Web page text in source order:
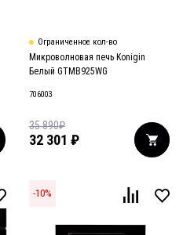
Ограниченное кол-во
Микроволновая печь Konigin
Белый GTMB925WG
706003
32 301 ₽
35 890₽
-10%